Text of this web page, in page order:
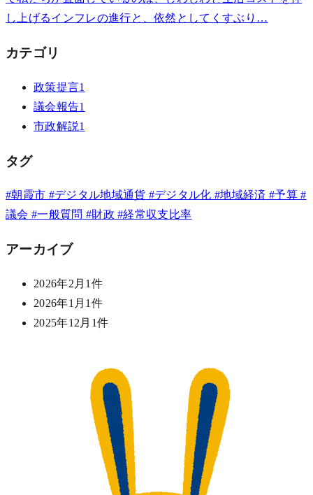
し上げるインフレの進行と、依然としてくすぶり…
カテゴリ
政策提言1
議会報告1
市政解説1
タグ
#朝霞市 #デジタル地域通貨 #デジタル化 #地域経済 #予算#
議会 #一般質問 #財政 #経常収支比率
アーカイブ
2026年2月 1件
2026年1月 1件
2025年12月 1件